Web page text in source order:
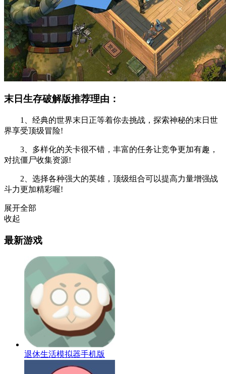
末日生存破解版推荐理由：
1、经典的世界末日正等着你去挑战，探索神秘的末日世
界享受顶级冒险!
3、多样化的关卡很不错，丰富的任务让竞争更加有趣，
对抗僵尸收集资源!
2、选择各种强大的英雄，顶级组合可以提高力量增强战
斗力更加精彩喔!
展开全部
收起
最新游戏
退休生活模拟器手机版